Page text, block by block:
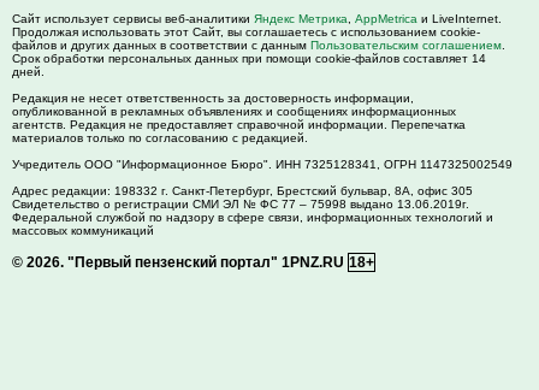
Сайт использует сервисы веб-аналитики Яндекс Метрика AppMetrica и LiveInternet.
Продолжая использовать этот Сайт, вы соглашаетесь с использованием cookie-
файлов и других данных в соответствии с данным Пользовательским соглашением
Срок обработки персональных данных при помощи cookie-файлов составляет 14
дней.
Редакция не несет ответственность за достоверность информации,
опубликованной в рекламных объявлениях и сообщениях информационных
агентств. Редакция не предоставляет справочной информации. Перепечатка
материалов только по согласованию с редакцией.
Учредитель ООО "Информационное Бюро". ИНН 7325128341, ОГРН 1147325002549
Адрес редакции: 198332 г. Санкт-Петербург, Брестский бульвар, 8А, офис 305
Свидетельство о регистрации СМИ ЭЛ № ФС 77 – 75998 выдано 13.06.2019г.
Федеральной службой по надзору в сфере связи, информационных технологий и
массовых коммуникаций
© 2026. "Первый пензенский портал" 1PNZ.RU 18+